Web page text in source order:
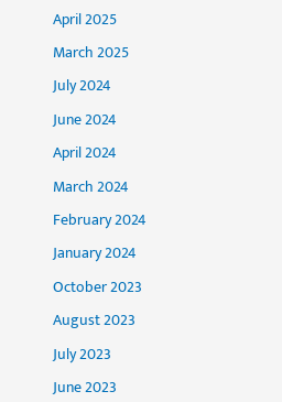
April 2025
March 2025
July 2024
June 2024
April 2024
March 2024
February 2024
January 2024
October 2023
August 2023
July 2023
June 2023